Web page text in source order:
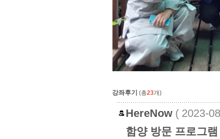
강좌후기 (총23개)
HereNow ( 2023-
함양 방문 프로그